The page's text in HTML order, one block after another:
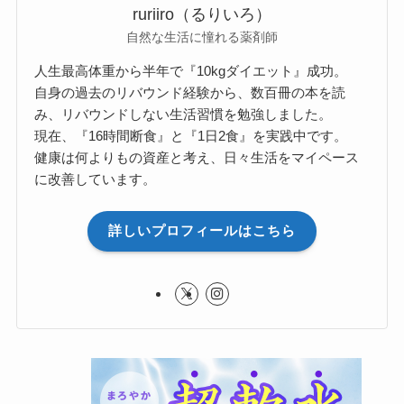
ruriiro（るりいろ）
自然な生活に憧れる薬剤師
人生最高体重から半年で『10kgダイエット』成功。
自身の過去のリバウンド経験から、数百冊の本を読
み、リバウンドしない生活習慣を勉強しました。
現在、『16時間断食』と『1日2食』を実践中です。
健康は何よりもの資産と考え、日々生活をマイペース
に改善しています。
詳しいプロフィールはこちら